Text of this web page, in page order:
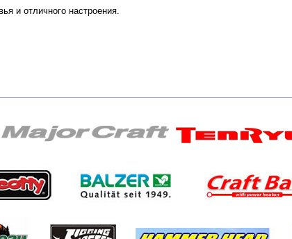
и отличного настроения.